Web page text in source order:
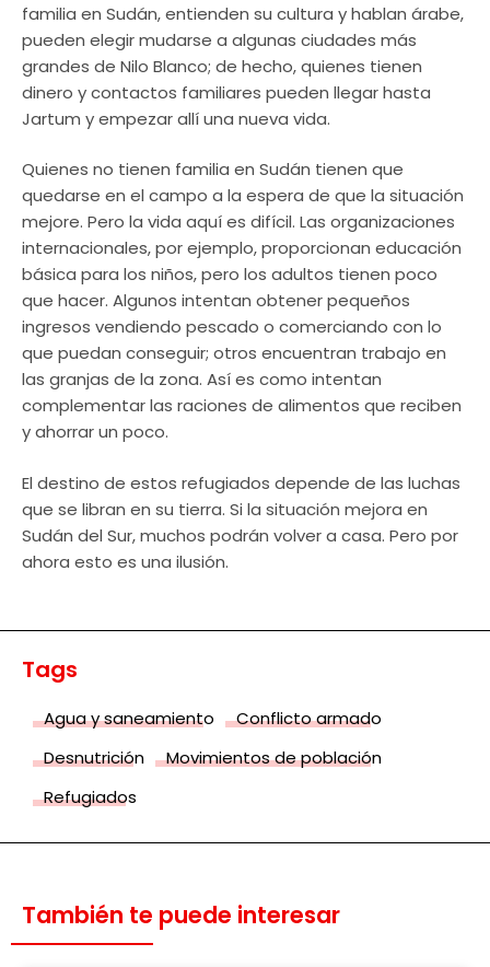
familia en Sudán, entienden su cultura y hablan árabe,
pueden elegir mudarse a algunas ciudades más
grandes de Nilo Blanco; de hecho, quienes tienen
dinero y contactos familiares pueden llegar hasta
Jartum y empezar allí una nueva vida.
Quienes no tienen familia en Sudán tienen que
quedarse en el campo a la espera de que la situación
mejore. Pero la vida aquí es difícil. Las organizaciones
internacionales, por ejemplo, proporcionan educación
básica para los niños, pero los adultos tienen poco
que hacer. Algunos intentan obtener pequeños
ingresos vendiendo pescado o comerciando con lo
que puedan conseguir; otros encuentran trabajo en
las granjas de la zona. Así es como intentan
complementar las raciones de alimentos que reciben
y ahorrar un poco.
El destino de estos refugiados depende de las luchas
que se libran en su tierra. Si la situación mejora en
Sudán del Sur, muchos podrán volver a casa. Pero por
ahora esto es una ilusión.
Tags
Agua y saneamiento
Conflicto armado
Desnutrición
Movimientos de población
Refugiados
También te puede interesar